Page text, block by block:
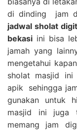
di dinding jam
jadwal sholat
bekasi ini bisa
jamah yang
mengetahui
sholat masjid ini
apik sehingga
gunakan untuk
masjid ini juga
memang jam